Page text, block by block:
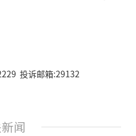
投诉邮箱:29132
闻